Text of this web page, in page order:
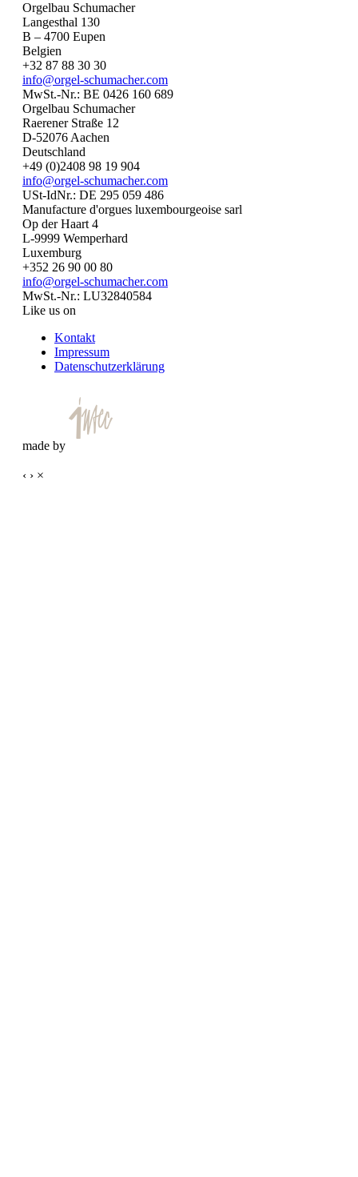
Orgelbau Schumacher
Langesthal 130
B – 4700 Eupen
Belgien
+32 87 88 30 30
info@orgel-schumacher.com
MwSt.-Nr.: BE 0426 160 689
Orgelbau Schumacher
Raerener Straße 12
D-52076 Aachen
Deutschland
+49 (0)2408 98 19 904
info@orgel-schumacher.com
USt-IdNr.: DE 295 059 486
Manufacture d'orgues luxembourgeoise sarl
Op der Haart 4
L-9999 Wemperhard
Luxemburg
+352 26 90 00 80
info@orgel-schumacher.com
MwSt.-Nr.: LU32840584
Like us on
Kontakt
Impressum
Datenschutzerklärung
made by
‹ › ×